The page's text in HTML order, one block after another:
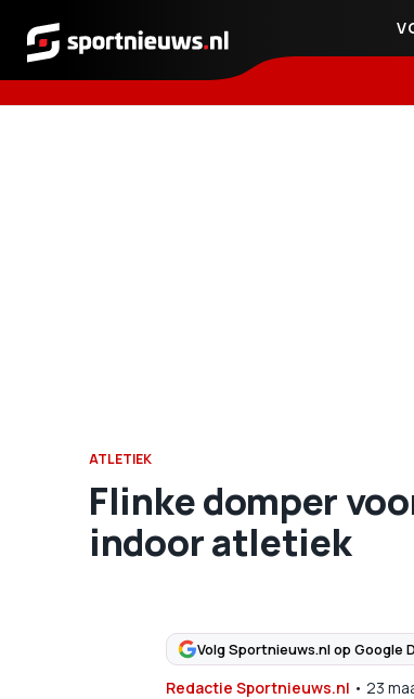
Sportnieuws.nl
ATLETIEK
Flinke domper
indoor atletiek
Volg Sportnieuws.nl op Google
Redactie Sportnieuws.nl • 23